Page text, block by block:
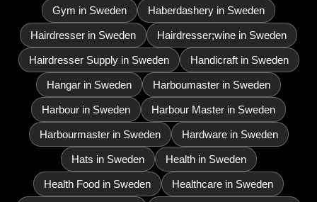
Gym in Sweden Haberdashery in Sweden
Hairdresser in Sweden Hairdresser;wine in Sweden
Hairdresser Supply in Sweden Handicraft in Sweden
Hangar in Sweden Harboumaster in Sweden
Harbour in Sweden Harbour Master in Sweden
Harbourmaster in Sweden Hardware in Sweden
Hats in Sweden Health in Sweden
Health Food in Sweden Healthcare in Sweden